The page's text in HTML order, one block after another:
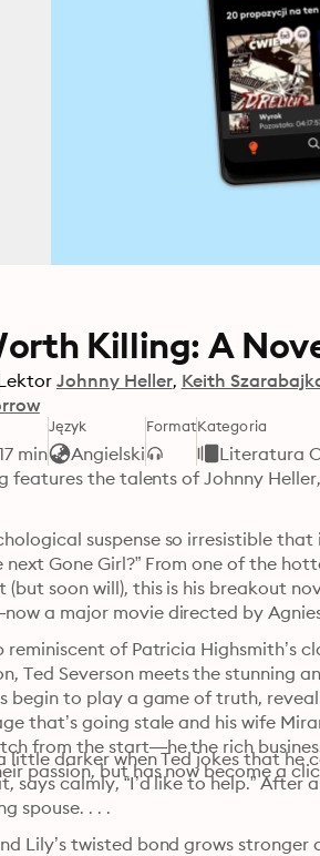
Killing: A
Johnny Heller Keith
min
Język
Angielski
FormatKategoria
Literatura
features the talents of Johnny
suspense so irresistible
Gone Girl?” From one of the
soon will), this is his breakout
a major movie directed by
of Patricia Highsmith’s
Ted Severson meets the stunning
begin to play a game of truth,
that’s going stale and his wife
from the start—he the rich
passion, but has now become a
little darker when Ted jokes that he
says calmly, “I’d like to help.”
spouse. . . .
Lily’s twisted bond grows